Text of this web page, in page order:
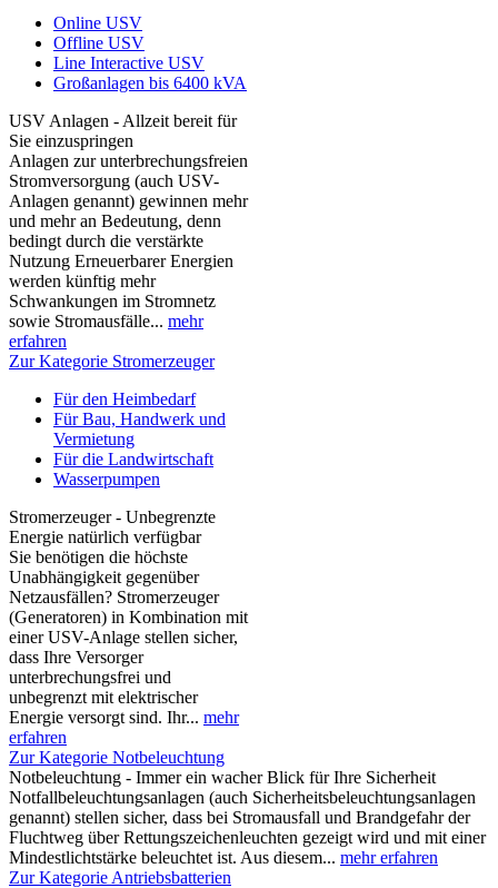
Online USV
Offline USV
Line Interactive USV
Großanlagen bis 6400 kVA
USV Anlagen - Allzeit bereit für
Sie einzuspringen
Anlagen zur unterbrechungsfreien
Stromversorgung (auch USV-
Anlagen genannt) gewinnen mehr
und mehr an Bedeutung, denn
bedingt durch die verstärkte
Nutzung Erneuerbarer Energien
werden künftig mehr
Schwankungen im Stromnetz
sowie Stromausfälle... mehr
erfahren
Zur Kategorie Stromerzeuger
Für den Heimbedarf
Für Bau, Handwerk und
Vermietung
Für die Landwirtschaft
Wasserpumpen
Stromerzeuger - Unbegrenzte
Energie natürlich verfügbar
Sie benötigen die höchste
Unabhängigkeit gegenüber
Netzausfällen? Stromerzeuger
(Generatoren) in Kombination mit
einer USV-Anlage stellen sicher,
dass Ihre Versorger
unterbrechungsfrei und
unbegrenzt mit elektrischer
Energie versorgt sind. Ihr... mehr
erfahren
Zur Kategorie Notbeleuchtung
Notbeleuchtung - Immer ein wacher Blick für Ihre Sicherheit
Notfallbeleuchtungsanlagen (auch Sicherheitsbeleuchtungsanlagen
genannt) stellen sicher, dass bei Stromausfall und Brandgefahr der
Fluchtweg über Rettungszeichenleuchten gezeigt wird und mit einer
Mindestlichtstärke beleuchtet ist. Aus diesem... mehr erfahren
Zur Kategorie Antriebsbatterien